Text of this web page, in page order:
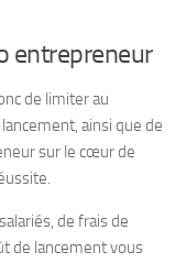
entrepreneur
de limiter au
ainsi que de
sur le cœur de
de frais de
de lancement vous